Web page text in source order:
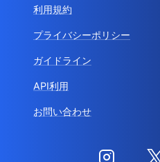
利用規約
プライバシーポリシー
ガイドライン
API利用
お問い合わせ